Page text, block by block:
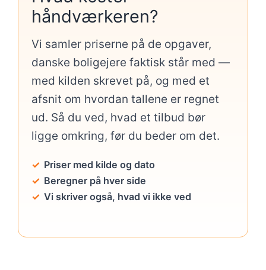
håndværkeren?
Vi samler priserne på de opgaver,
danske boligejere faktisk står med —
med kilden skrevet på, og med et
afsnit om hvordan tallene er regnet
ud. Så du ved, hvad et tilbud bør
ligge omkring, før du beder om det.
Priser med kilde og dato
Beregner på hver side
Vi skriver også, hvad vi ikke ved